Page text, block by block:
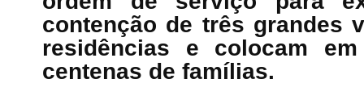
contenção de três grandes
residências e colocam
centenas de famílias.